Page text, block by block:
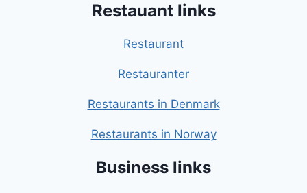
Restauant links
Restaurant
Restauranter
Restaurants in Denmark
Restaurants in Norway
Business links